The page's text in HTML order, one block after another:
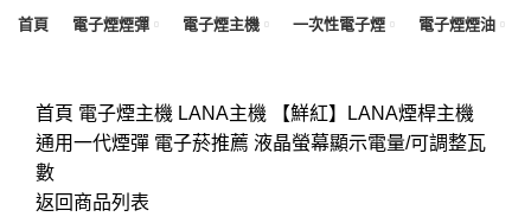
首頁 電子煙煙彈 電子煙主機 一次性電子煙 電子煙煙油
首頁 電子煙主機 LANA主機
【鮮紅】LANA煙桿主機
通用一代煙彈 電子菸推薦 液晶螢幕顯示電量/可調整瓦
數
返回商品列表